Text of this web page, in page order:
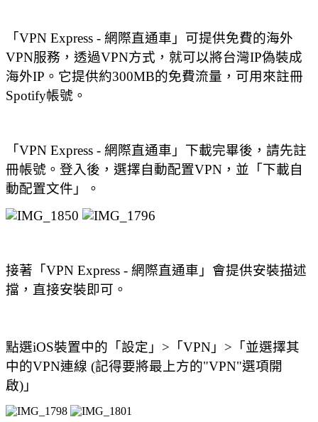
「VPN Express - 網際直通車」可提供免費的海外
VPN服務，透過VPN方式，就可以將台灣IP偽裝成
海外IP。它提供約300MB的免費流量，可用來註冊
Spotify帳號。
「VPN Express - 網際直通車」下載完畢後，請先註
冊帳號。登入後，選擇自動配置VPN，並「下載自
動配置文件」。
接著「VPN Express - 網際直通車」會提供安裝描述
擋，直接安裝即可。
點選iOS裝置中的「設定」>「VPN」>「並選擇其
中的VPN連線 (記得要將最上方的"VPN"選項開
啟)」